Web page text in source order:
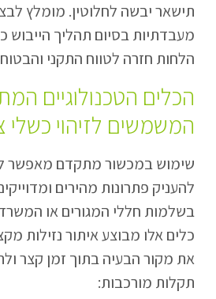
תישאר יבשה לחלוטין. מומלץ
מעבדתיות בסיום תהליך הייבוש
הלחות חזרה לטווח התקני
הכלים הטכנולוגיים
המשמשים לזיהוי כשלי
שימוש במכשור מתקדם מאפשר
להעניק פתרונות מהירים
בשלמות חללי המגורים או
כלים אלו מבוצע איתור נזילות
את מקור הבעיה בתוך זמן קצר
תקלות מורכבות: